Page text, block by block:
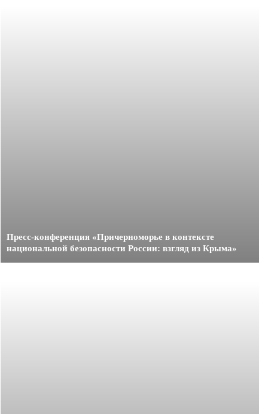
Пресс-конференция «Причерноморье в контексте
национальной безопасности России: взгляд из Крыма»